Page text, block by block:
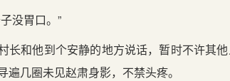
没胃口。”
长和他到个安静的地方说话，暂时不许其
遍几圈未见赵肃身影，不禁头疼。